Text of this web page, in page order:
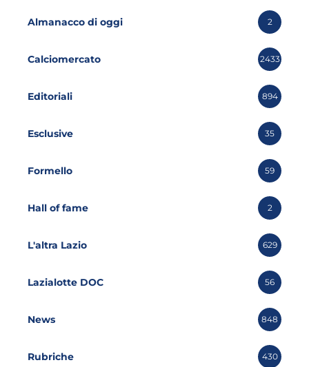
Almanacco di oggi 2
Calciomercato 2433
Editoriali 894
Esclusive 35
Formello 59
Hall of fame 2
L'altra Lazio 629
Lazialotte DOC 56
News 848
Rubriche 430